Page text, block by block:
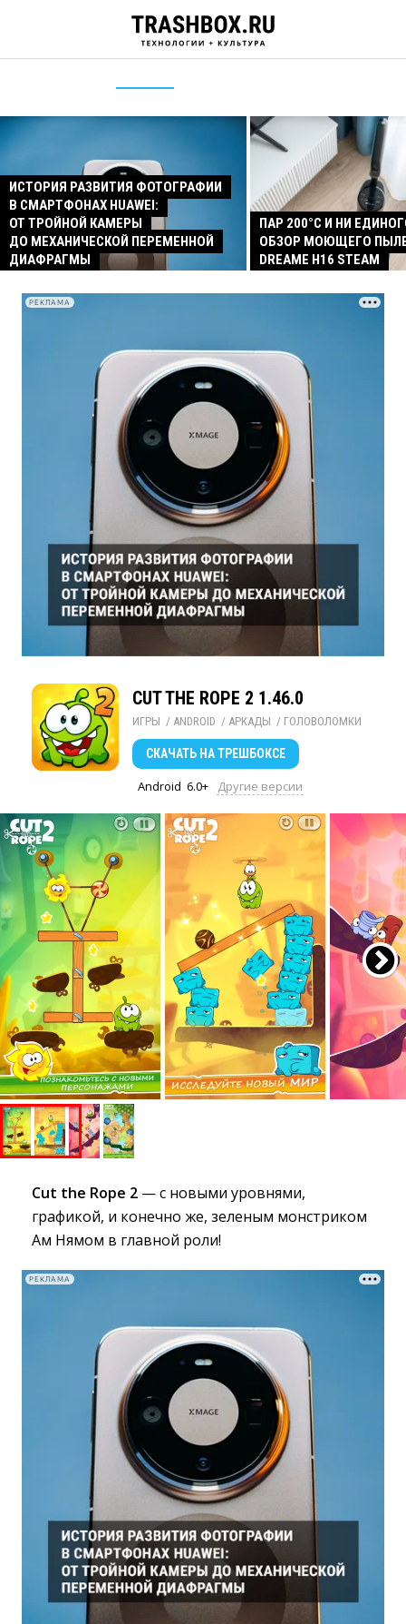
ИСТОРИЯ РАЗВИТИЯ ФОТОГРАФИИ
В СМАРТФОНАХ HUAWEI:
ОТ ТРОЙНОЙ КАМЕРЫ
ДО МЕХАНИЧЕСКОЙ ПЕРЕМЕННОЙ
ДИАФРАГМЫ
ПАР 200°C И НИ
ОБЗОР МОЮЩЕГО
DREAME H16 STEAM
РЕКЛАМА
CUT THE ROPE 2 1.46.0
ИГРЫ / ANDROID / АРКАДЫ / ГОЛОВОЛОМКИ
СКАЧАТЬ НА ТРЕШБОКСЕ
Android 6.0+ Другие версии
Cut the Rope 2 — с новыми уровнями,
графикой, и конечно же, зеленым монстриком
Ам Нямом в главной роли!
РЕКЛАМА